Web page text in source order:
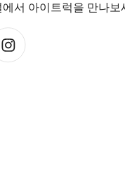
서 아이트럭을 만나보